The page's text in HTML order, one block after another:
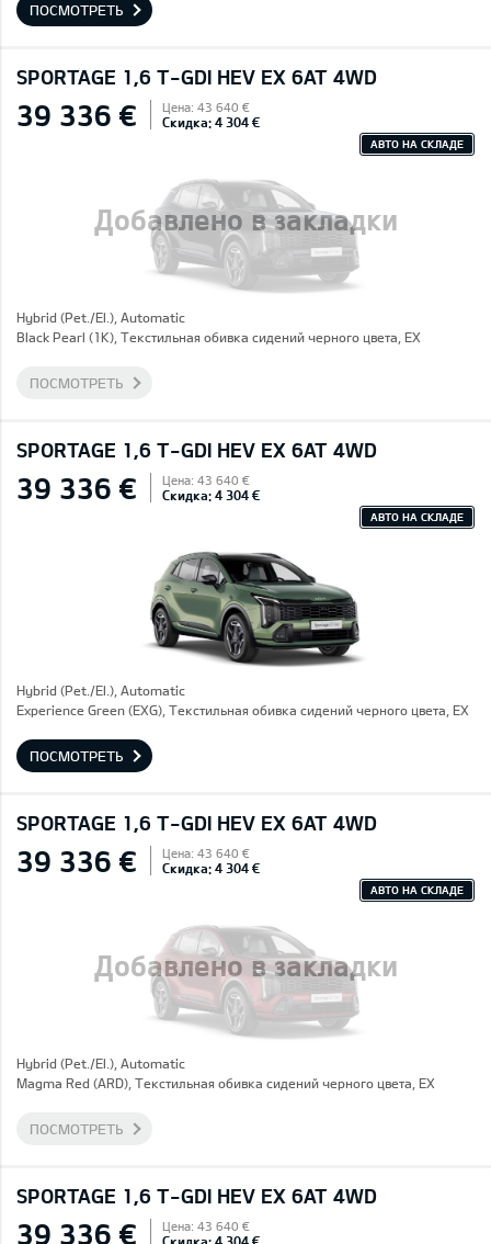
ПОСМОТРЕТЬ
SPORTAGE 1,6 T-GDI HEV EX 6AT 4WD
Добавлено в закладки
39 336 € Цена: 43 640 €
Скидка: 4 304 €
АВТО НА СКЛАДЕ
Hybrid (Pet./El.), Automatic
Black Pearl (1K), Текстильная обивка сидений черного цвета, EX
ПОСМОТРЕТЬ
SPORTAGE 1,6 T-GDI HEV EX 6AT 4WD
39 336 € Цена: 43 640 €
Скидка: 4 304 €
АВТО НА СКЛАДЕ
Hybrid (Pet./El.), Automatic
Experience Green (EXG), Текстильная обивка сидений черного цвета, EX
ПОСМОТРЕТЬ
SPORTAGE 1,6 T-GDI HEV EX 6AT 4WD
Добавлено в закладки
39 336 € Цена: 43 640 €
Скидка: 4 304 €
АВТО НА СКЛАДЕ
Hybrid (Pet./El.), Automatic
Magma Red (ARD), Текстильная обивка сидений черного цвета, EX
ПОСМОТРЕТЬ
SPORTAGE 1,6 T-GDI HEV EX 6AT 4WD
39 336 € Цена: 43 640 €
Скидка: 4 304 €